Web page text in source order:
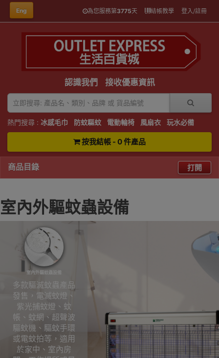
Eng 為您服務第3775天 結帳教學 登入/註冊
認識我們 接收優惠資訊
熱門搜尋 : 冰感毛巾 防蚊驅蚊 電動輪椅 風扇衣 玩水必備
按我結帳 - 0 件產品
商品目錄 打開
室內外驅蚊蟲設備
室內外驅蚊蟲設備
多款驅滅蚊蟲產品
發售，電滅蚊燈、
紫光捕蚊燈、蚊
帳、蚊網、超聲波
驅蚊機、驅蚊手環
或電蚊拍等，適用
於家中、室內房